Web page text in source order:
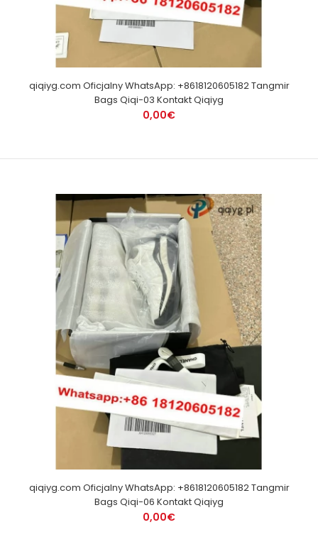
qiqiyg.com Oficjalny WhatsApp: +8618120605182 Tangmir
Bags Qiqi-03 Kontakt Qiqiyg
0,00€
qiqiyg.com Oficjalny WhatsApp: +8618120605182 Tangmir
Bags Qiqi-06 Kontakt Qiqiyg
0,00€